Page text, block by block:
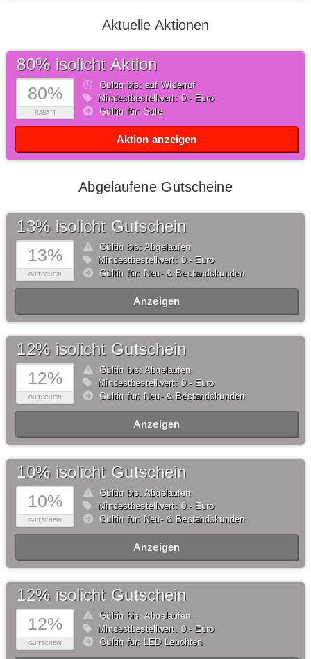
Aktuelle Aktionen
80%
RABATT
80% isolicht Aktion
Gültig bis: auf Widerruf
Mindestbestellwert: 0,- Euro
Gültig für: Sale
Aktion anzeigen
Abgelaufene Gutscheine
13%
GUTSCHEIN
13% isolicht Gutschein
Gültig bis: Abgelaufen
Mindestbestellwert: 0,- Euro
Gültig für: Neu- & Bestandskunden
Anzeigen
12%
GUTSCHEIN
12% isolicht Gutschein
Gültig bis: Abgelaufen
Mindestbestellwert: 0,- Euro
Gültig für: Neu- & Bestandskunden
Anzeigen
10%
GUTSCHEIN
10% isolicht Gutschein
Gültig bis: Abgelaufen
Mindestbestellwert: 0,- Euro
Gültig für: Neu- & Bestandskunden
Anzeigen
12%
GUTSCHEIN
12% isolicht Gutschein
Gültig bis: Abgelaufen
Mindestbestellwert: 0,- Euro
Gültig für: LED Leuchten